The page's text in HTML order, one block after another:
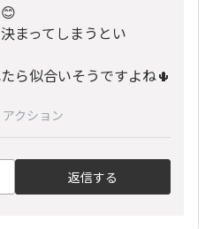
まってしまうとい
ら似合いそうですよね🌵
クション
返信する